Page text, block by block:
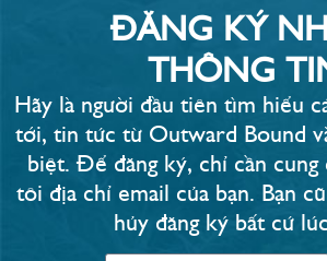
ĐĂNG KÝ
THÔNG
Hãy là người đầu tiên tìm hiểu
tới, tin tức từ Outward Bound
biệt. Để đăng ký, chỉ cần cung
tôi địa chỉ email của bạn. Bạn
hủy đăng ký bất cứ